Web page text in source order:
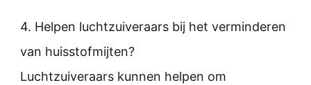
4. Helpen luchtzuiveraars bij het verminderen
van huisstofmijten?
Luchtzuiveraars kunnen helpen om